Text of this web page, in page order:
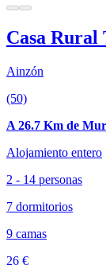
Casa Rural
Ainzón
(50)
A 26.7 Km de
Alojamiento entero
2 - 14 personas
7 dormitorios
9 camas
26 €